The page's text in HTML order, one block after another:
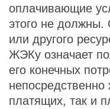
оплачивающие
этого не должны.
или другого
ЖЭКу означает
его конечных
платящих, так и